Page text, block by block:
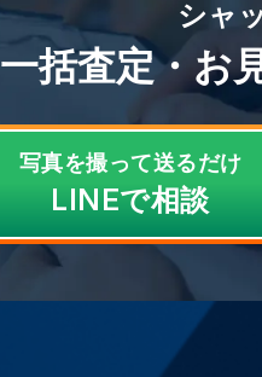
シャ
一括査定・お
写真を撮って送るだけ
LINEで相談